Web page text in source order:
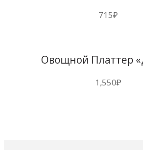
715₽
Овощной Платтер
1,550₽